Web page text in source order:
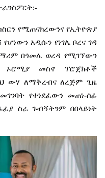
:-
የሚጠናክረውንና የኢትዮጵያ
የሆነውን አዲሱን የነገሌ ቦረና ገዳ
በጎመሌ ወረዳ የሚገኘውን
ኦሮሚያ መስኖ
ፕሮጀክቶች
ውሃ ለማቅረብና ለረጅም ጊዜ
የተነደፈውን መጠነ-ሰፊ
ስራ ጉብኝትንም በበላይነት